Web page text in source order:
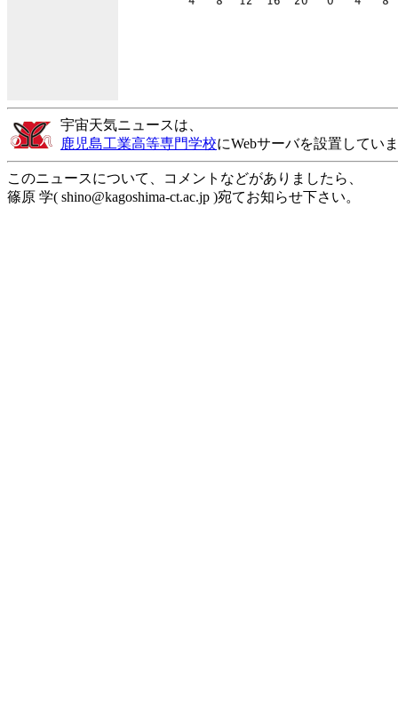
宇宙天気ニュースは、
鹿児島工業高等専門学校にWebサーバを設置してい
このニュースについて、コメントなどがありましたら、
篠原 学( shino@kagoshima-ct.ac.jp )宛てお知らせ下さい。